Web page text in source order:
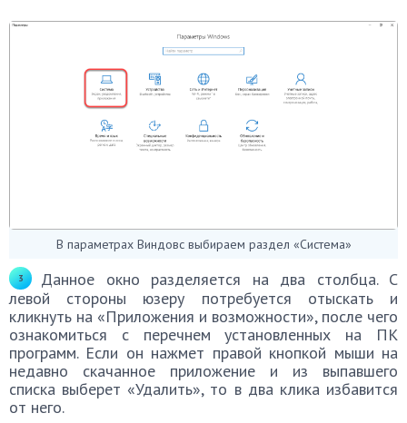
В параметрах Виндовс выбираем раздел «Система»
Данное окно разделяется на два столбца. С
левой стороны юзеру потребуется отыскать и
кликнуть на «Приложения и возможности», после чего
ознакомиться с перечнем установленных на ПК
программ. Если он нажмет правой кнопкой мыши на
недавно скачанное приложение и из выпавшего
списка выберет «Удалить», то в два клика избавится
от него.